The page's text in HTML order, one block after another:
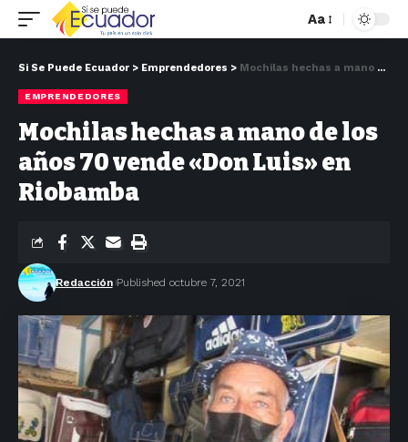
Aa
Si Se Puede Ecuador > Emprendedores > Mochilas hechas a mano de los años 70 vende «Don Luis» en Riobamba
EMPRENDEDORES
Mochilas hechas a mano de los
años 70 vende «Don Luis» en
Riobamba
Redacción Published octubre 7, 2021